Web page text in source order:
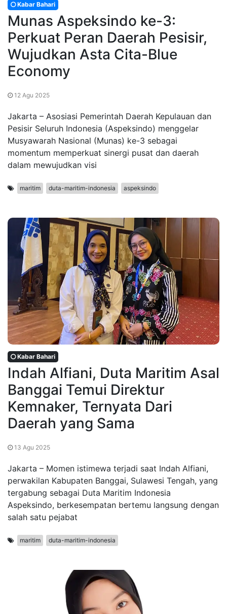
Kabar Bahari
Munas Aspeksindo ke-3:
Perkuat Peran Daerah Pesisir,
Wujudkan Asta Cita-Blue
Economy
12 Agu 2025
Jakarta – Asosiasi Pemerintah Daerah Kepulauan dan
Pesisir Seluruh Indonesia (Aspeksindo) menggelar
Musyawarah Nasional (Munas) ke-3 sebagai
momentum memperkuat sinergi pusat dan daerah
dalam mewujudkan visi
maritim duta-maritim-indonesia aspeksindo
Kabar Bahari
Indah Alfiani, Duta Maritim Asal
Banggai Temui Direktur
Kemnaker, Ternyata Dari
Daerah yang Sama
13 Agu 2025
Jakarta – Momen istimewa terjadi saat Indah Alfiani,
perwakilan Kabupaten Banggai, Sulawesi Tengah, yang
tergabung sebagai Duta Maritim Indonesia
Aspeksindo, berkesempatan bertemu langsung dengan
salah satu pejabat
maritim duta-maritim-indonesia